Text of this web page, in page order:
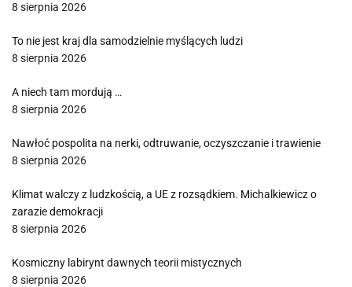
8 sierpnia 2026
To nie jest kraj dla samodzielnie myślących ludzi
8 sierpnia 2026
A niech tam mordują …
8 sierpnia 2026
Nawłoć pospolita na nerki, odtruwanie, oczyszczanie i trawienie
8 sierpnia 2026
Klimat walczy z ludzkością, a UE z rozsądkiem. Michalkiewicz o
zarazie demokracji
8 sierpnia 2026
Kosmiczny labirynt dawnych teorii mistycznych
8 sierpnia 2026